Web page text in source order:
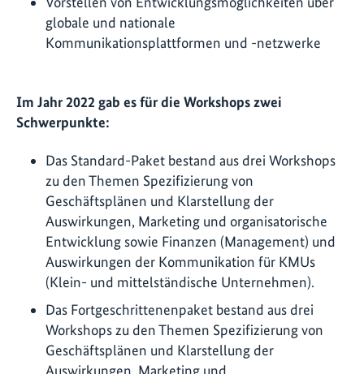
globale und nationale
Kommunikationsplattformen und -netzwerke
Im Jahr 2022 gab es für die Workshops zwei
Schwerpunkte:
Das Standard-Paket bestand aus drei Workshops
zu den Themen Spezifizierung von
Geschäftsplänen und Klarstellung der
Auswirkungen, Marketing und organisatorische
Entwicklung sowie Finanzen (Management) und
Auswirkungen der Kommunikation für KMUs
(Klein- und mittelständische Unternehmen).
Das Fortgeschrittenenpaket bestand aus drei
Workshops zu den Themen Spezifizierung von
Geschäftsplänen und Klarstellung der
Auswirkungen, Marketing und